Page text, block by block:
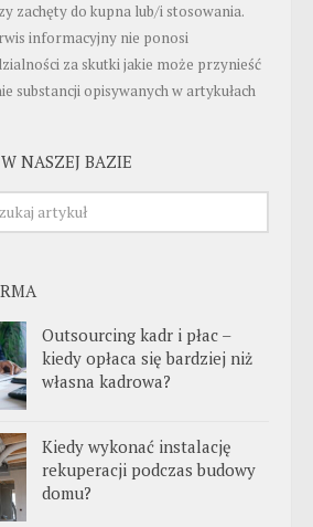
zachęty do kupna lub/i stosowania.
informacyjny nie ponosi
za skutki jakie może przynieść
substancji opisywanych w artykułach
NASZEJ BAZIE
Outsourcing kadr i płac –
kiedy opłaca się bardziej niż
własna kadrowa?
Kiedy wykonać instalację
rekuperacji podczas budowy
domu?